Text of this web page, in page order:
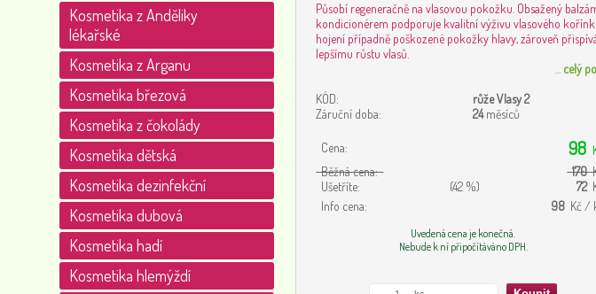
Kosmetika z Anděliky
lékařské
Kosmetika z Arganu
Kosmetika březová
Kosmetika z čokolády
Kosmetika dětská
Kosmetika dezinfekční
Kosmetika dubová
Kosmetika hadí
Kosmetika hlemýždí
Působí regeneračně na vlasovou pokožku. Obsažený
kondicionérem podporuje kvalitní výživu vlasového
hojení případně poškozené pokožky hlavy, zároveň
lepšímu růstu vlasů.
celý
KÓD:
růže Vlasy 2
Záruční doba:
24měsíců
Cena: 98
Běžná cena:
170
Ušetříte:
(42 %) 72
Info cena:
98 Kč /
Uvedená cena je konečná.
Nebude k ní připočítáváno DPH.